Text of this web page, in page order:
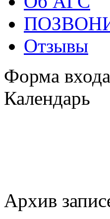
Отзывы
Форма входа
Календарь
Архив